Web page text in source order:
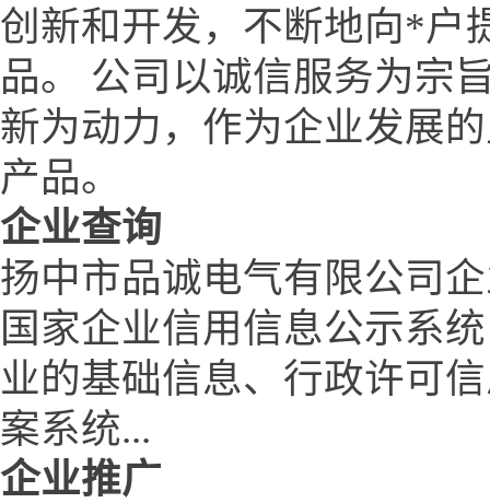
创新和开发，不断地向*户
品。 公司以诚信服务为宗
新为动力，作为企业发展
产品。
企业查询
扬中市品诚电气有限公司
国家企业信用信息公示系
业的基础信息、行政许可
案系统...
企业推广